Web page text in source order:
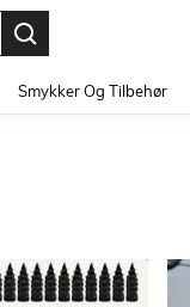
Smykker Og Tilbehør